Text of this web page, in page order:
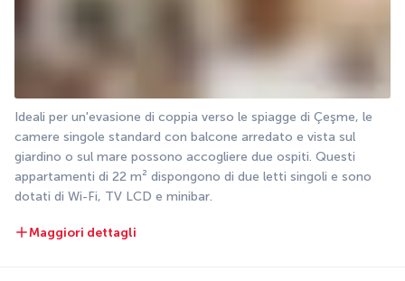
Ideali per un'evasione di coppia verso le spiagge di Çeşme, le
camere singole standard con balcone arredato e vista sul
giardino o sul mare possono accogliere due ospiti. Questi
appartamenti di 22 m² dispongono di due letti singoli e sono
dotati di Wi-Fi, TV LCD e minibar.
Maggiori dettagli